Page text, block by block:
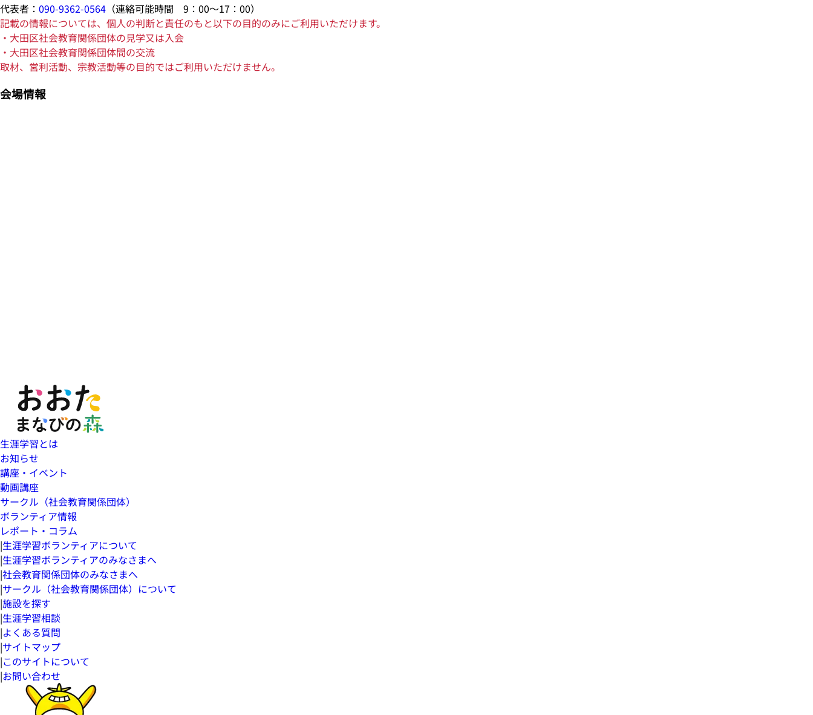
代表者： 090-9362-0564 （連絡可能時間 9：00～17：00）
記載の情報については、個人の判断と責任のもと以下の目的のみにご利用いただけます。
・大田区社会教育関係団体の見学又は入会
・大田区社会教育関係団体間の交流
取材、営利活動、宗教活動等の目的ではご利用いただけません。
会場情報
生涯学習とは
お知らせ
講座・イベント
動画講座
サークル（社会教育関係団体）
ボランティア情報
レポート・コラム
|生涯学習ボランティアについて
|生涯学習ボランティアのみなさまへ
|社会教育関係団体のみなさまへ
|サークル（社会教育関係団体）について
|施設を探す
|生涯学習相談
|よくある質問
|サイトマップ
|このサイトについて
|お問い合わせ